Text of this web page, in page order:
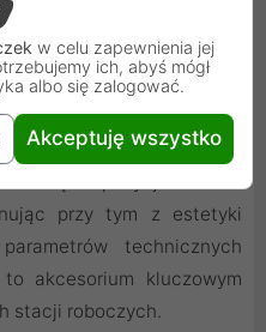
wyobraźni
wysokiej klasy osłon TPE,
giętkością, co
przewodów
obudowach.
przy tym z estetyki
technicznych
akcesorium kluczowym
stacji roboczych.
w celu zapewnienia jej
ich, abyś mógł
albo się zalogować.
Akceptuję wszystko